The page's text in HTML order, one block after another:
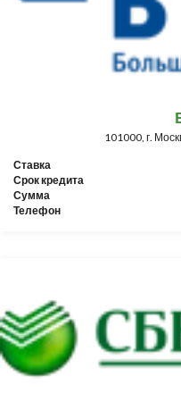
101000, г.
Ставка
Срок кредита
Сумма
Телефон